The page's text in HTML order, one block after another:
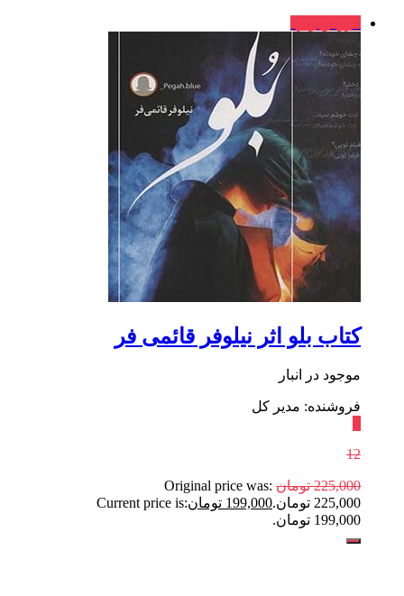
کتاب بلو اثر نیلوفر قائمی فر
موجود در انبار
فروشنده: مدیر کل
12
225,000 تومان Original price was:
225,000 تومان.
199,000 تومانCurrent price is:
199,000 تومان.